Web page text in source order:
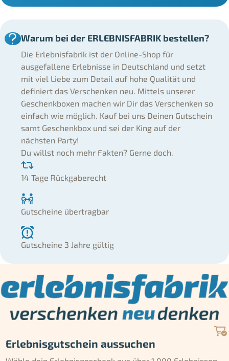
Warum bei der ERLEBNISFABRIK bestellen?
Die Erlebnisfabrik ist der Online-Shop für
ausgefallene Erlebnisse in Deutschland und setzt
mit viel Liebe zum Detail auf hohe Qualität und
definiert das Verschenken neu. Mittels unserer
Geschenkboxen machen wir Dir das Verschenken so
einfach wie möglich. Kauf bei uns Deinen Gutschein
samt Geschenkbox und sei der King auf der
nächsten Party!
Du willst noch mehr Fakten? Gerne doch.
14 Tage Rückgaberecht
Gutscheine übertragbar
Gutscheine 3 Jahre gültig
Erlebnisgutschein aussuchen